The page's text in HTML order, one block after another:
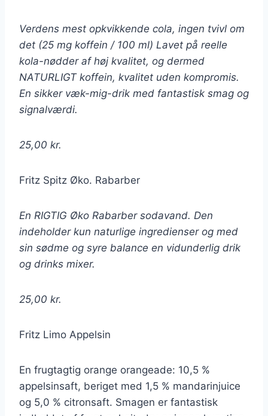
Verdens mest opkvikkende cola, ingen tvivl om
det (25 mg koffein / 100 ml) Lavet på reelle
kola-nødder af høj kvalitet, og dermed
NATURLIGT koffein, kvalitet uden kompromis.
En sikker væk-mig-drik med fantastisk smag og
signalværdi.
25,00 kr.
Fritz Spitz Øko. Rabarber
En RIGTIG Øko Rabarber sodavand. Den
indeholder kun naturlige ingredienser og med
sin sødme og syre balance en vidunderlig drik
og drinks mixer.
25,00 kr.
Fritz Limo Appelsin
En frugtagtig orange orangeade: 10,5 %
appelsinsaft, beriget med 1,5 % mandarinjuice
og 5,0 % citronsaft. Smagen er fantastisk